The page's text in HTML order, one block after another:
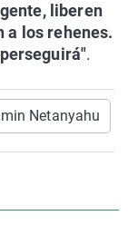
liberen
a los rehenes.
.
Netanyahu